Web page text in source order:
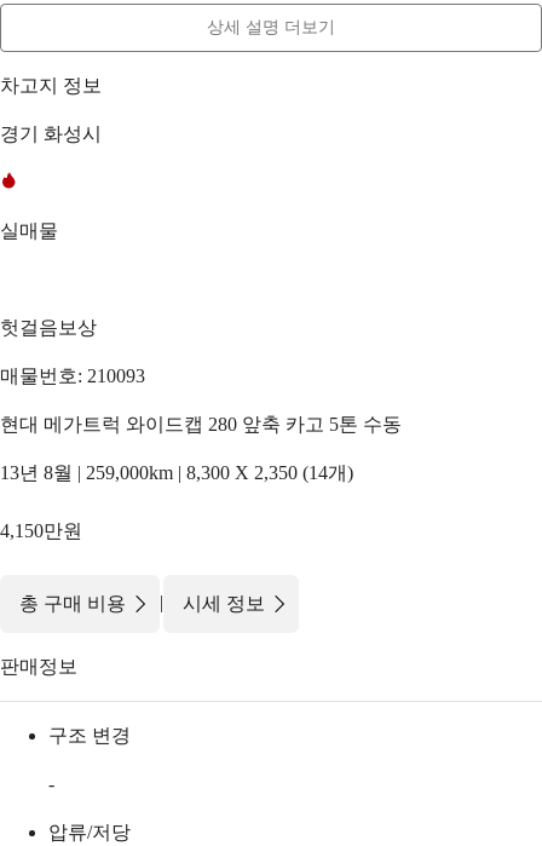
상세 설명 더보기
차고지 정보
경기 화성시
실매물
헛걸음보상
매물번호: 210093
현대 메가트럭 와이드캡 280 앞축 카고 5톤 수동
13년 8월 | 259,000km | 8,300 X 2,350 (14개)
4,150만원
총 구매 비용 | 시세 정보
판매정보
구조 변경
-
압류/저당